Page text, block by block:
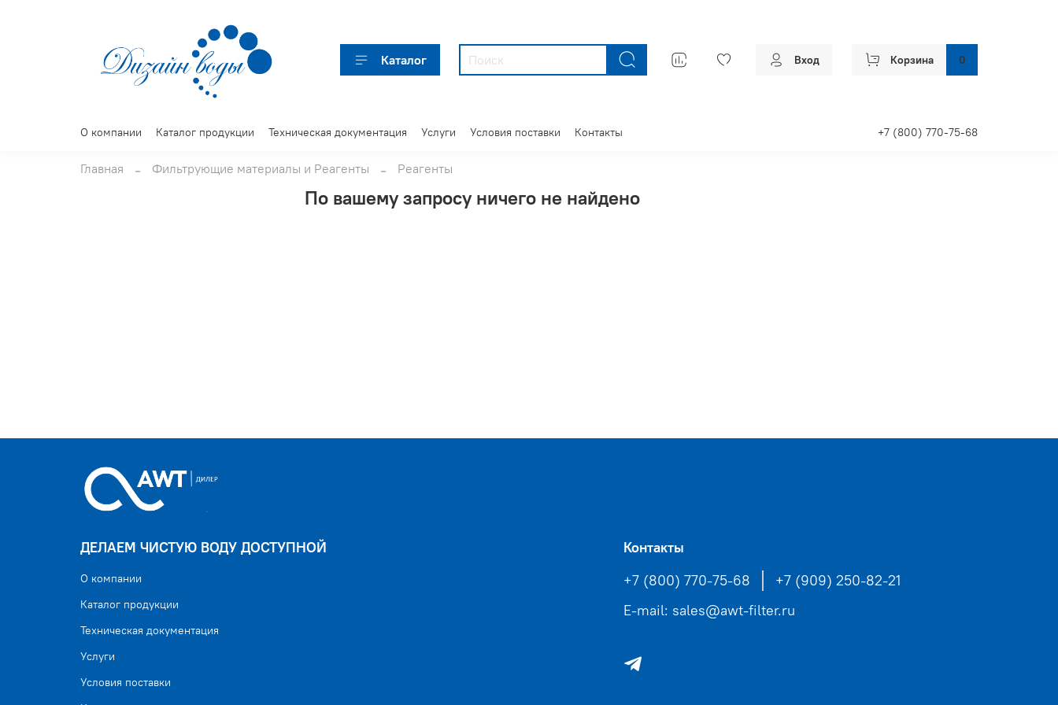
Каталог Вход Корзина 0
О компании Каталог продукции Техническая документация Услуги Условия поставки Контакты +7 (800) 770-75-68
Главная Фильтрующие материалы и Реагенты Реагенты
По вашему запросу ничего не найдено
ДЕЛАЕМ ЧИСТУЮ ВОДУ ДОСТУПНОЙ
О компании
Каталог продукции
Техническая документация
Услуги
Условия поставки
Контакты
+7 (800) 770-75-68
+7 (909) 250-82-21
E-mail: sales@awt-filter.ru